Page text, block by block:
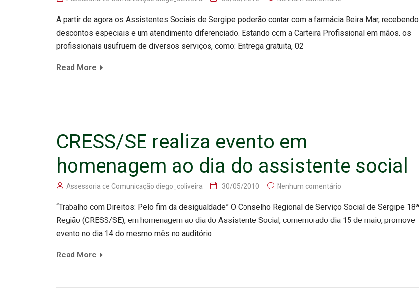
A partir de agora os Assistentes Sociais de Sergipe poderão contar com a farmácia Beira Mar, recebendo
descontos especiais e um atendimento diferenciado. Estando com a Carteira Profissional em mãos, os
profissionais usufruem de diversos serviços, como: Entrega gratuita, 02
Read More
CRESS/SE realiza evento em
homenagem ao dia do assistente social
Assessoria de Comunicação diego_coliveira 30/05/2010 Nenhum comentário
“Trabalho com Direitos: Pelo fim da desigualdade” O Conselho Regional de Serviço Social de Sergipe 18ª
Região (CRESS/SE), em homenagem ao dia do Assistente Social, comemorado dia 15 de maio, promove
evento no dia 14 do mesmo mês no auditório
Read More